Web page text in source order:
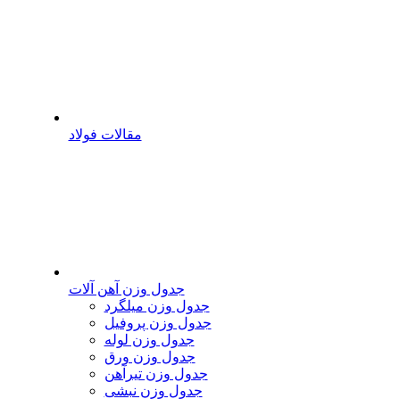
مقالات فولاد
جدول وزن آهن آلات
جدول وزن میلگرد
جدول وزن پروفیل
جدول وزن لوله
جدول وزن ورق
جدول وزن تیرآهن
جدول وزن نبشی